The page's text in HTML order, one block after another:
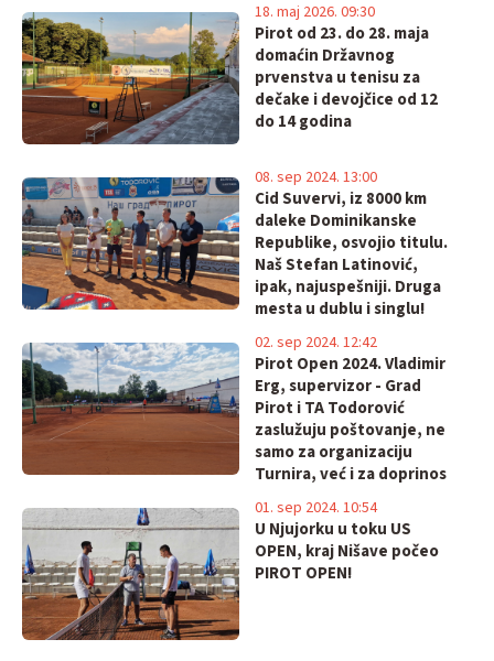
Pirot od 23. do 28. maja
domaćin Državnog
prvenstva u tenisu za
dečake i devojčice od 12
do 14 godina
18. maj 2026. 09:30
Cid Suvervi, iz 8000 km
daleke Dominikanske
Republike, osvojio titulu.
Naš Stefan Latinović,
ipak, najuspešniji. Druga
mesta u dublu i singlu!
grad Pirot
08. sep 2024. 13:00
Pirot Open 2024. Vladimir
Erg, supervizor - Grad
Pirot i TA Todorović
zaslužuju poštovanje, ne
samo za organizaciju
Turnira, već i za doprinos
02. sep 2024. 12:42
U Njujorku u toku US
OPEN, kraj Nišave počeo
PIROT OPEN!
01. sep 2024. 10:54